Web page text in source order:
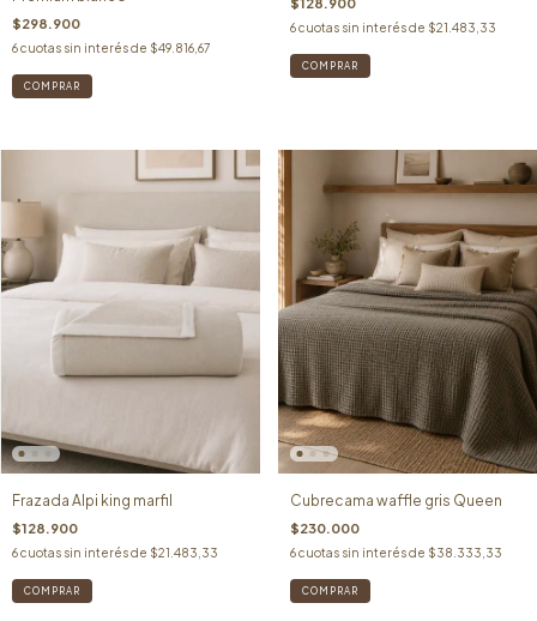
$298.900
6cuotas sin interés de $49.816,67
6 cuotas sin interés de $21.483,33
Frazada Alpi king marfil
$128.900
6cuotas sin interés de $21.483,33
Cubrecama waffle gris Queen
$230.000
6 cuotas sin interés de $38.333,33